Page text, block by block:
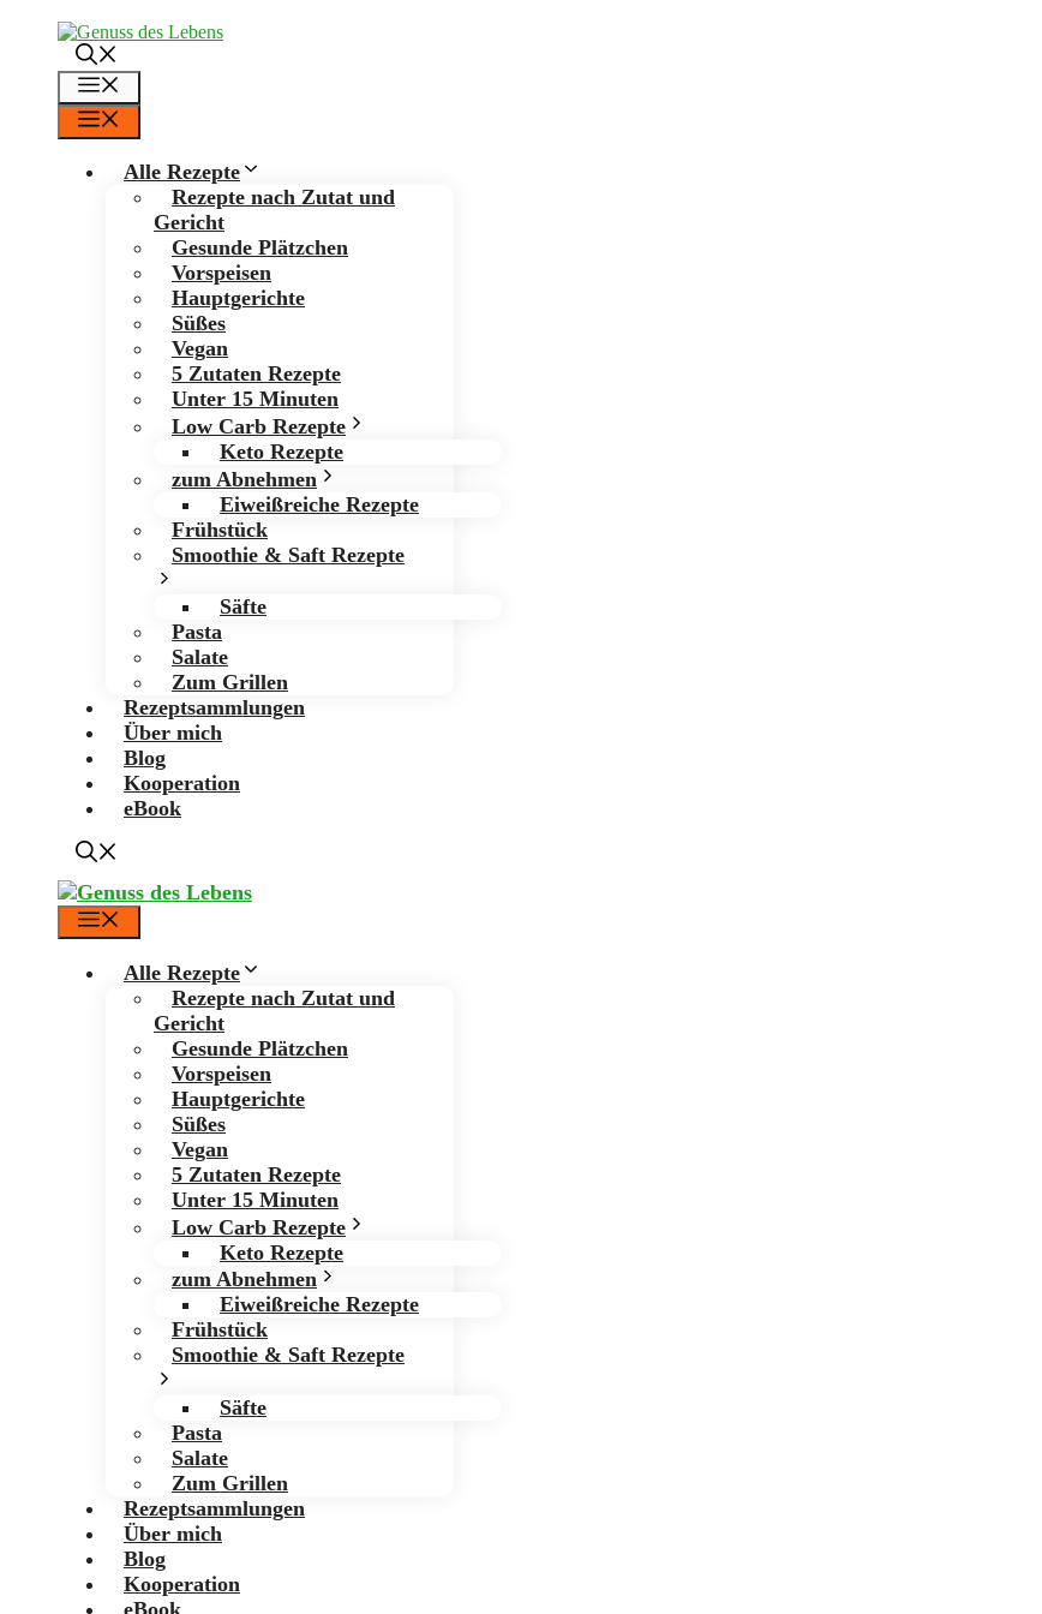
Alle Rezepte
Rezepte nach Zutat und
Gericht
Gesunde Plätzchen
Vorspeisen
Hauptgerichte
Süßes
Vegan
5 Zutaten Rezepte
Unter 15 Minuten
Low Carb Rezepte
Keto Rezepte
zum Abnehmen
Eiweißreiche Rezepte
Frühstück
Smoothie & Saft Rezepte
Säfte
Pasta
Salate
Zum Grillen
Rezeptsammlungen
Über mich
Blog
Kooperation
eBook
Alle Rezepte
Rezepte nach Zutat und
Gericht
Gesunde Plätzchen
Vorspeisen
Hauptgerichte
Süßes
Vegan
5 Zutaten Rezepte
Unter 15 Minuten
Low Carb Rezepte
Keto Rezepte
zum Abnehmen
Eiweißreiche Rezepte
Frühstück
Smoothie & Saft Rezepte
Säfte
Pasta
Salate
Zum Grillen
Rezeptsammlungen
Über mich
Blog
Kooperation
eBook